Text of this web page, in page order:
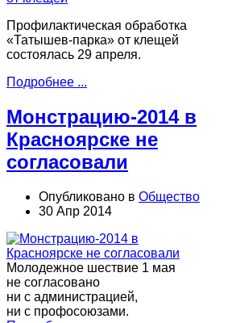
Профилактическая обработка
«Татышев-парка» от клещей
состоялась 29 апреля.
Подробнее ...
Монстрацию-2014 в
Красноярске не
согласовали
Опубликовано в Общество
30 Апр 2014
Молодежное шествие 1 мая
не согласовано
ни с администрацией,
ни с профосоюзами.